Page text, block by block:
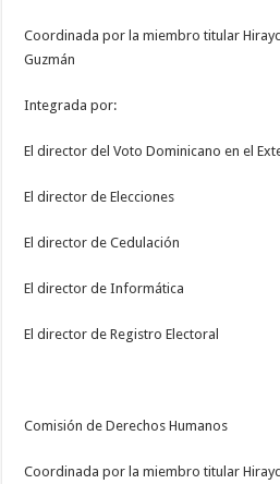
Coordinada por la miembro titular
Guzmán
Integrada por:
El director del Voto Dominicano en el
El director de Elecciones
El director de Cedulación
El director de Informática
El director de Registro Electoral
Comisión de Derechos Humanos
Coordinada por la miembro titular